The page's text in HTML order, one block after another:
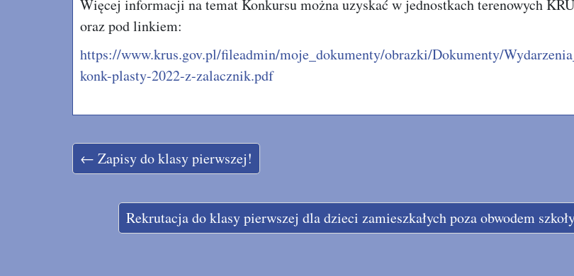
Więcej informacji na temat Konkursu można uzyskać w jednostkach terenowych
oraz pod linkiem:
https://www.krus.gov.pl/fileadmin/moje_dokumenty/obrazki/Dokumenty/
konk-plasty-2022-z-zalacznik.pdf
← Zapisy do klasy pierwszej!
Rekrutacja do klasy pierwszej dla dzieci zamieszkałych poza obwodem